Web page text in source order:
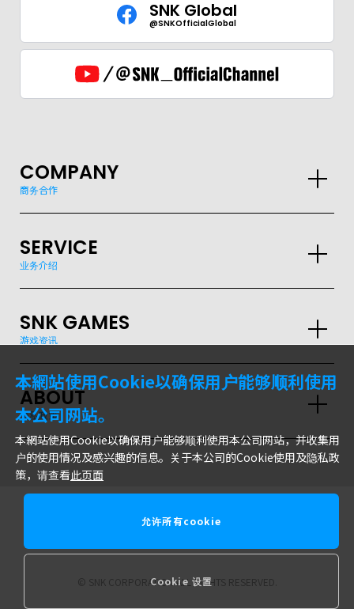
JPN ENG 한글 繁体 簡体
SNK Global
@SNKOfficialGlobal
COMPANY
商务合作
SERVICE
业务介绍
SNK GAMES
游戏资讯
ABOUT
隐私政策
© SNK CORPORATION ALL RIGHTS RESERVED.
本網站使用Cookie以确保用户能够顺利使用
本公司网站。
本網站使用Cookie以确保用户能够顺利使用本公司网站，并收集用
户的使用情况及感兴趣的信息。关于本公司的Cookie使用及隐私政
策，请查看此页面
允许所有cookie
Cookie 设置